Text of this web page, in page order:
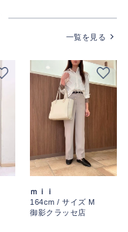
一覧を見る
ｍｉｉ
164cm / サイズ M
御影クラッセ店